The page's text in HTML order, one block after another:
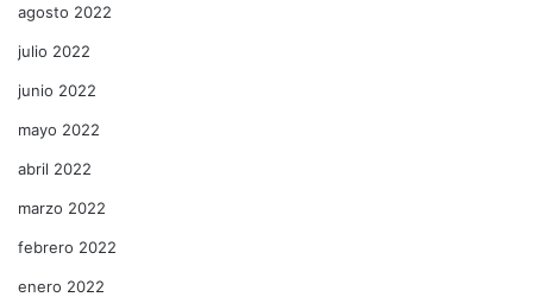
agosto 2022
julio 2022
junio 2022
mayo 2022
abril 2022
marzo 2022
febrero 2022
enero 2022